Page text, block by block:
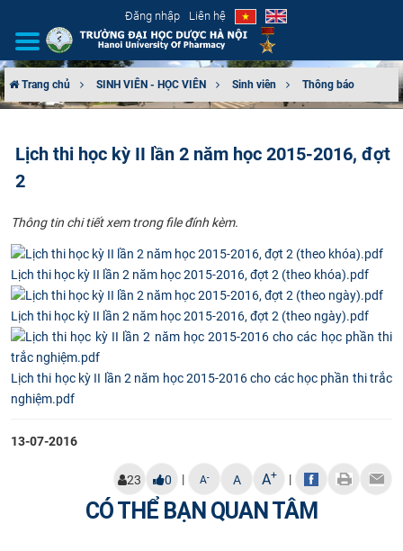
Đăng nhập Liên hệ
CƠ CẤU TỔ CHỨC
ĐÀO TẠO
ĐẢM BẢO CHẤT LƯỢNG
KHOA HỌC CÔNG NGHỆ
HTQT
Trang chủ SINH VIÊN - HỌC VIÊN Sinh viên Thông báo
Lịch thi học kỳ II lần 2 năm học 2015-2016, đợt
2
Thông tin chi tiết xem trong file đính kèm.​
Lịch thi học kỳ II lần 2 năm học 2015-2016, đợt 2 (theo khóa).pdf
Lịch thi học kỳ II lần 2 năm học 2015-2016, đợt 2 (theo ngày).pdf
Lịch thi học kỳ II lần 2 năm học 2015-2016 cho các học phần thi trắc
nghiệm.pdf
13-07-2016
23 0 | A- A A+ |
CÓ THỂ BẠN QUAN TÂM